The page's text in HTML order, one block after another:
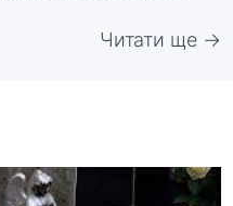
Читати ще →